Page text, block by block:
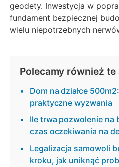
geodety. Inwestycja w
fundament bezpiecznej
wielu niepotrzebnych
Polecamy również te
Dom na działce
praktyczne wyzwania
Ile trwa pozwolenie na
czas oczekiwania na
Legalizacja samowoli
kroku, jak uniknąć